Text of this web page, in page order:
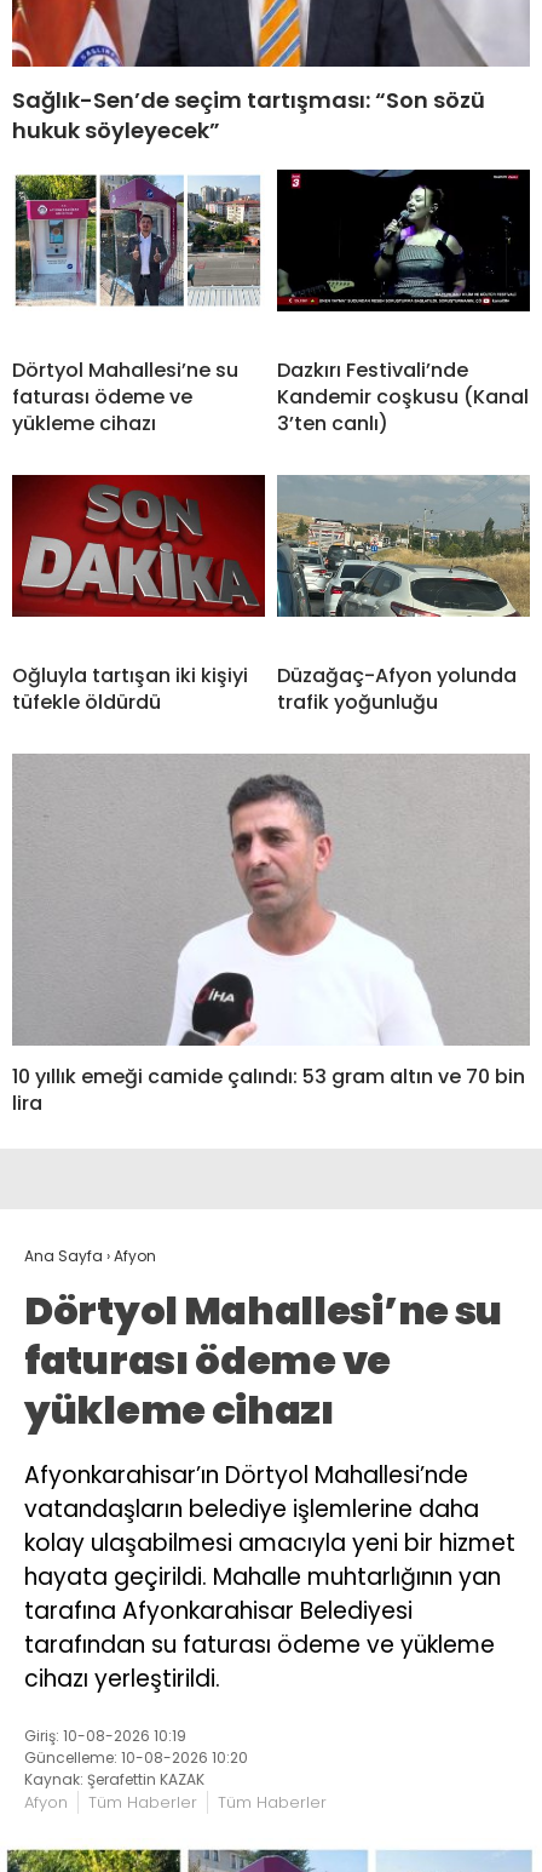
Sağlık-Sen’de seçim tartışması: “Son sözü
hukuk söyleyecek”
Dörtyol Mahallesi’ne su
faturası ödeme ve
yükleme cihazı
Dazkırı Festivali’nde
Kandemir coşkusu (Kanal
3’ten canlı)
Oğluyla tartışan iki kişiyi
tüfekle öldürdü
Düzağaç-Afyon yolunda
trafik yoğunluğu
10 yıllık emeği camide çalındı: 53 gram altın ve 70 bin
lira
Ana Sayfa ›Afyon
Dörtyol Mahallesi’ne su
faturası ödeme ve
yükleme cihazı
Afyonkarahisar’ın Dörtyol Mahallesi’nde
vatandaşların belediye işlemlerine daha
kolay ulaşabilmesi amacıyla yeni bir hizmet
hayata geçirildi. Mahalle muhtarlığının yan
tarafına Afyonkarahisar Belediyesi
tarafından su faturası ödeme ve yükleme
cihazı yerleştirildi.
Giriş: 10-08-2026 10:19
Güncelleme: 10-08-2026 10:20
Kaynak: Şerafettin KAZAK
Afyon Tüm Haberler Tüm Haberler